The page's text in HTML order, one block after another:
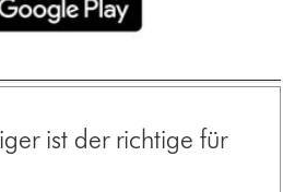
ist der richtige für